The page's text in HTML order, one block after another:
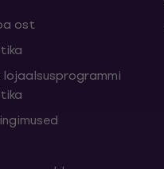
ost
lojaalsusprogrammi